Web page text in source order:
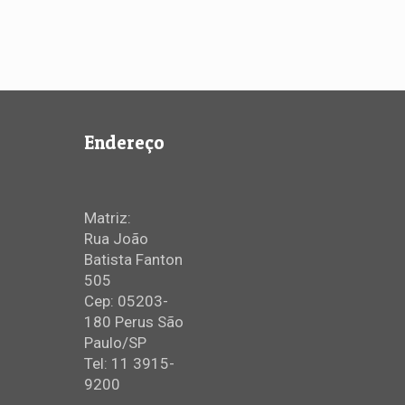
Endereço
Matriz:
Rua João
Batista Fanton
505
Cep: 05203-
180 Perus São
Paulo/SP
Tel: 11 3915-
9200